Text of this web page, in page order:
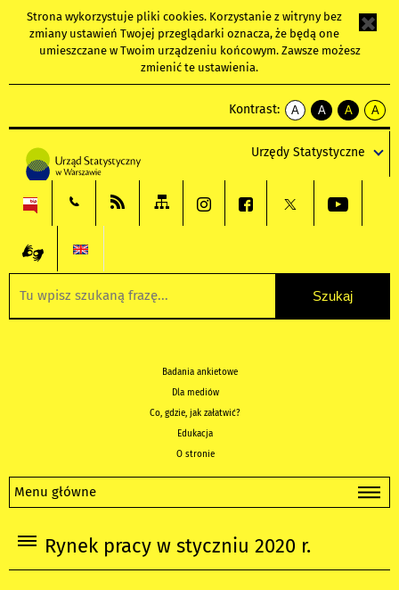
Strona wykorzystuje pliki cookies. Korzystanie z witryny bez
zmiany ustawień Twojej przeglądarki oznacza, że będą one
umieszczane w Twoim urządzeniu końcowym. Zawsze możesz
zmienić te ustawienia.
Kontrast:
A
kontrast
A
kontrast
tekst
czarnym
A
kontrast
tekst
czarnym
A
tekst
żółtym
Urzędy Statystyczne
Badania ankietowe
Dla mediów
Co, gdzie, jak załatwić?
Edukacja
O stronie
Menu główne
Rynek pracy w styczniu 2020 r.